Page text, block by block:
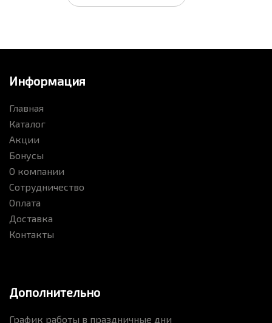
Информация
Главная
Каталог
Акции
Бонусы
О компании
Сотрудничество
Оплата
Доставка
Контакты
Дополнительно
График работы в праздничные дни